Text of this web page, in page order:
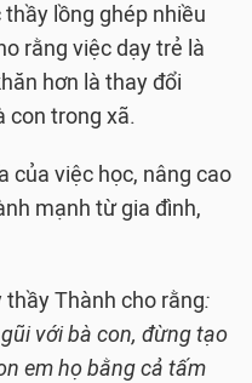
lồng ghép nhiều
rằng việc dạy trẻ là
hơn là thay đổi
con trong xã.
của việc học, nâng cao
mạnh từ gia đình,
Thành cho rằng:
với bà con, đừng tạo
em họ bằng cả tấm